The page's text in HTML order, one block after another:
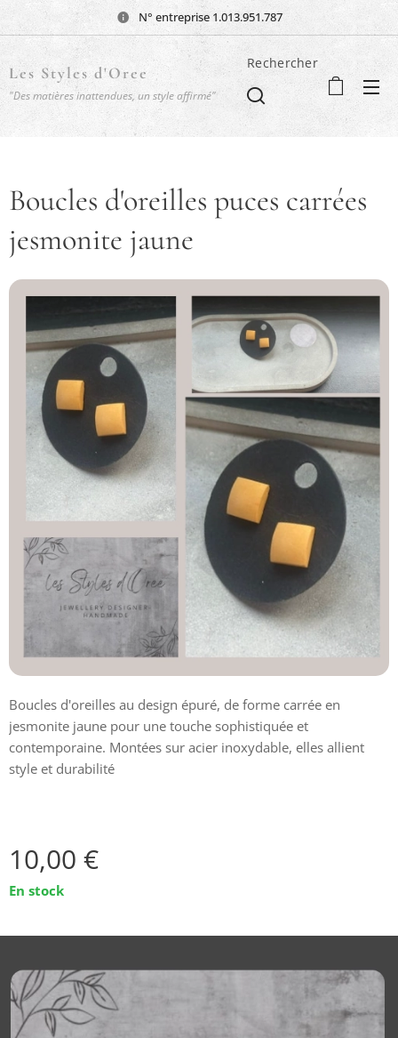
N° entreprise 1.013.951.787
Les Styles d'Oree
"Des matières inattendues, un style affirmé"
Rechercher
Boucles d'oreilles puces carrées
jesmonite jaune
Boucles d'oreilles au design épuré, de forme carrée en
jesmonite jaune pour une touche sophistiquée et
contemporaine. Montées sur acier inoxydable, elles allient
style et durabilité
10,00 €
En stock